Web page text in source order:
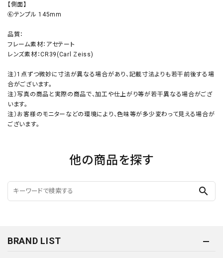
【側面】
⑥テンプル 145mm
品質：
フレーム素材：アセテート
レンズ素材：CR39(Carl Zeiss)
注）1点ずつ微妙に寸法が異なる場合があり、記載寸法よりも若干前後する場
合がございます。
注）写真の商品と実際の商品で、加工や仕上がり等が若干異なる場合がござ
います。
注）お客様のモニターなどの環境により、色味等が多少変わって見える場合が
ございます。
他の商品を探す
search
BRAND LIST